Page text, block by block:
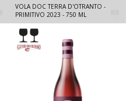
VOLA DOC TERRA D'OTRANTO -
PRIMITIVO 2023 - 750 ML